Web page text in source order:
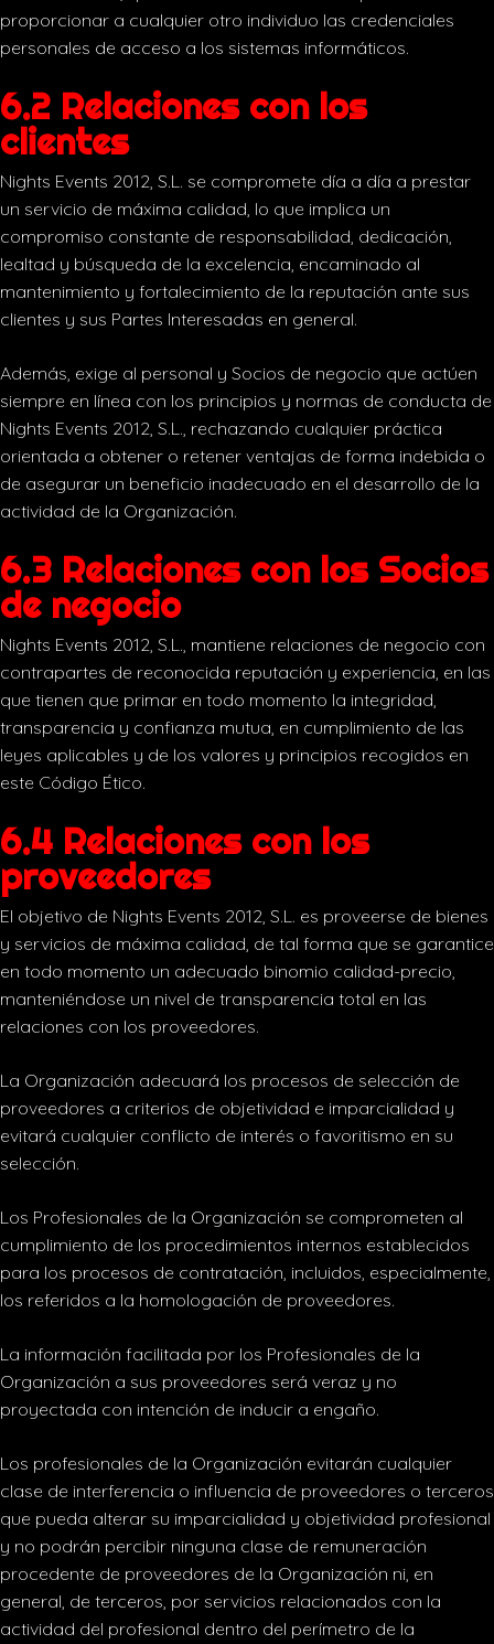
proporcionar a cualquier otro individuo las credenciales
personales de acceso a los sistemas informáticos.
6.2 Relaciones con los
clientes
Nights Events 2012, S.L. se compromete día a día a prestar
un servicio de máxima calidad, lo que implica un
compromiso constante de responsabilidad, dedicación,
lealtad y búsqueda de la excelencia, encaminado al
mantenimiento y fortalecimiento de la reputación ante sus
clientes y sus Partes Interesadas en general.
Además, exige al personal y Socios de negocio que actúen
siempre en línea con los principios y normas de conducta de
Nights Events 2012, S.L., rechazando cualquier práctica
orientada a obtener o retener ventajas de forma indebida o
de asegurar un beneficio inadecuado en el desarrollo de la
actividad de la Organización.
6.3 Relaciones con los Socios
de negocio
Nights Events 2012, S.L., mantiene relaciones de negocio con
contrapartes de reconocida reputación y experiencia, en las
que tienen que primar en todo momento la integridad,
transparencia y confianza mutua, en cumplimiento de las
leyes aplicables y de los valores y principios recogidos en
este Código Ético.
6.4 Relaciones con los
proveedores
El objetivo de Nights Events 2012, S.L. es proveerse de bienes
y servicios de máxima calidad, de tal forma que se garantice
en todo momento un adecuado binomio calidad-precio,
manteniéndose un nivel de transparencia total en las
relaciones con los proveedores.
La Organización adecuará los procesos de selección de
proveedores a criterios de objetividad e imparcialidad y
evitará cualquier conflicto de interés o favoritismo en su
selección.
Los Profesionales de la Organización se comprometen al
cumplimiento de los procedimientos internos establecidos
para los procesos de contratación, incluidos, especialmente,
los referidos a la homologación de proveedores.
La información facilitada por los Profesionales de la
Organización a sus proveedores será veraz y no
proyectada con intención de inducir a engaño.
Los profesionales de la Organización evitarán cualquier
clase de interferencia o influencia de proveedores o terceros
que pueda alterar su imparcialidad y objetividad profesional
y no podrán percibir ninguna clase de remuneración
procedente de proveedores de la Organización ni, en
general, de terceros, por servicios relacionados con la
actividad del profesional dentro del perímetro de la